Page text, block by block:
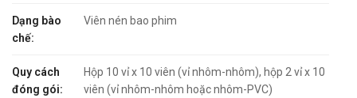
Dạng bào
chế:
Viên nén bao phim
Quy cách
đóng gói:
Hộp 10 vỉ x 10 viên (vỉ nhôm-nhôm), hộp 2 vỉ x 10
viên (vỉ nhôm-nhôm hoặc nhôm-PVC)